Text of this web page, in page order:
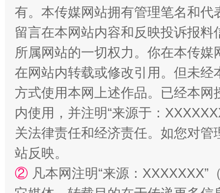
解纷+调解+退费，一次搞定
站台名比不上好声名
有。本传媒网站拥有管理笔名和
留言在本网站内容和反映投诉报
所属网站的一切权力。你在本传
在网站内转载或修改引用。但未
方式使用本网上述作品。已经本
内使用，并注明“来源于：
关法律责任和经济责任。如您对
站反映。
② 凡本网注明“来源：